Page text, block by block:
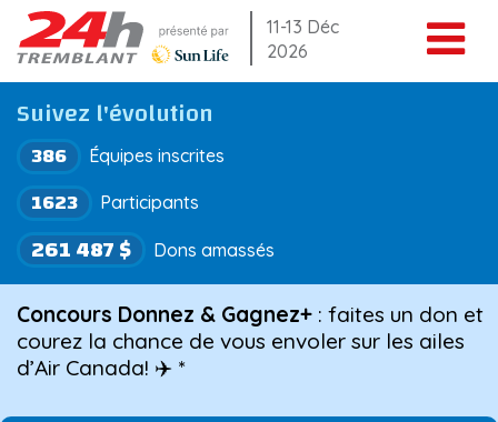
Aller
au
contenu
11-13 Déc
2026
Suivez l'évolution
386 Équipes inscrites
261 487 $ Dons amassés
1623 Participants
Concours Donnez & Gagnez+ : faites un don et
courez la chance de vous envoler sur les ailes
d’Air Canada! ✈️ *